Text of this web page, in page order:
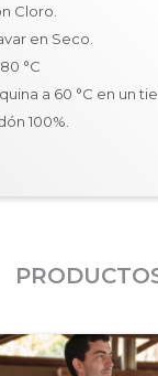
Cloro.
en Seco.
°C
a 60 °C en un
100%.